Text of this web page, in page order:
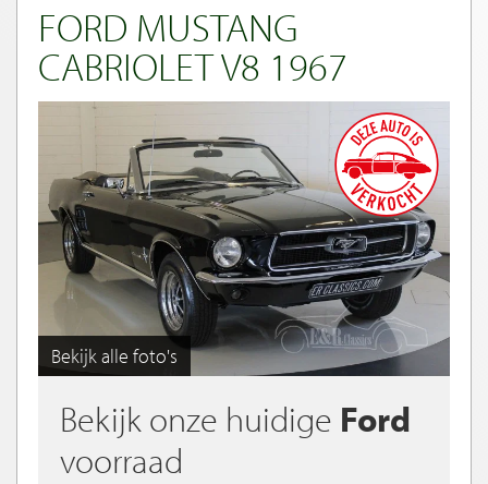
FORD MUSTANG
CABRIOLET V8 1967
Bekijk alle foto's
Bekijk onze huidige Ford
voorraad